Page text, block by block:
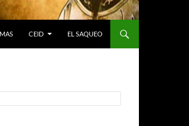
CEID EL SAQUEO